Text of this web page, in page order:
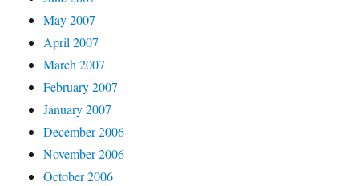
May 2007
April 2007
March 2007
February 2007
January 2007
December 2006
November 2006
October 2006